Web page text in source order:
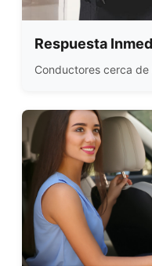
Respuesta
Conductores cerca